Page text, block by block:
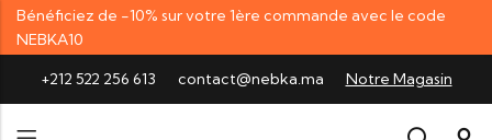
Bénéficiez de -10% sur votre 1ère commande avec le code
NEBKA10
+212 522 256 613
contact@nebka.ma Notre Magasin